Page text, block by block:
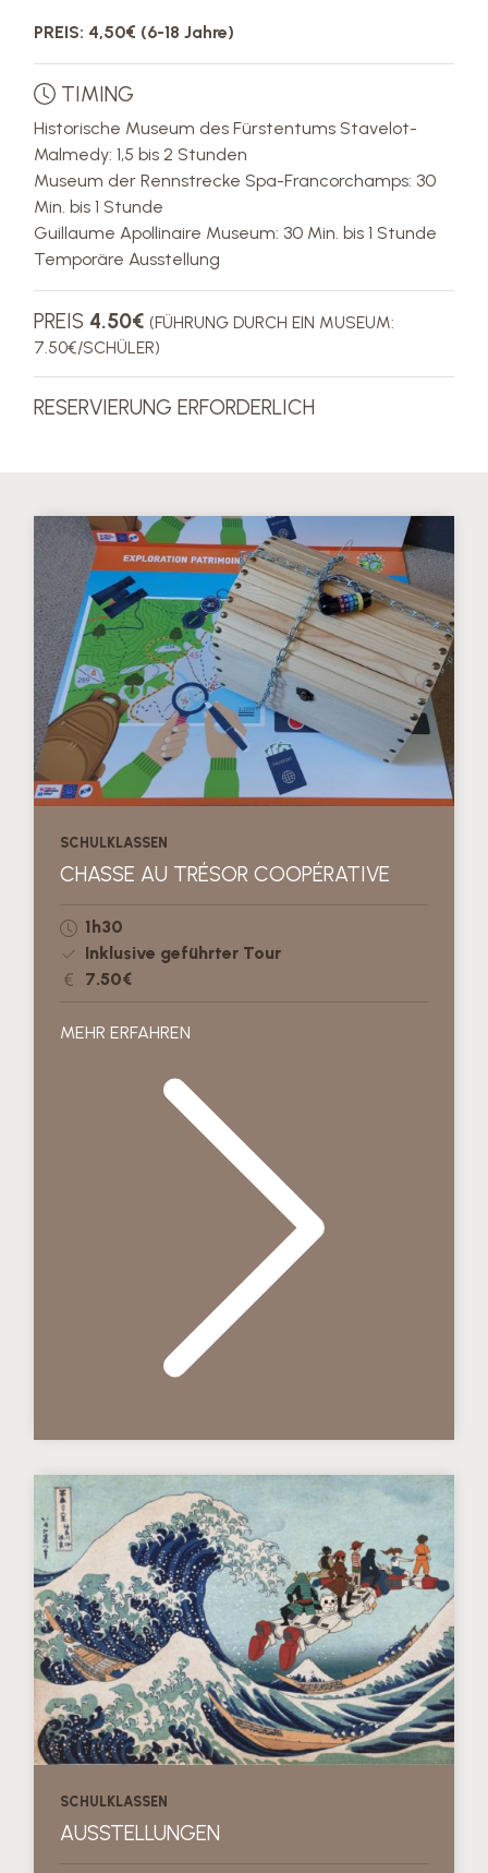
PREIS: 4,50€ (6-18 Jahre)
TIMING
Historische Museum des Fürstentums Stavelot-
Malmedy: 1,5 bis 2 Stunden
Museum der Rennstrecke Spa-Francorchamps: 30
Min. bis 1 Stunde
Guillaume Apollinaire Museum: 30 Min. bis 1 Stunde
Temporäre Ausstellung
PREIS 4.50€ (FÜHRUNG DURCH EIN MUSEUM:
7.50€/SCHÜLER)
RESERVIERUNG ERFORDERLICH
SCHULKLASSEN
CHASSE AU TRÉSOR COOPÉRATIVE
1h30
Inklusive geführter Tour
7.50€
MEHR ERFAHREN
SCHULKLASSEN
AUSSTELLUNGEN